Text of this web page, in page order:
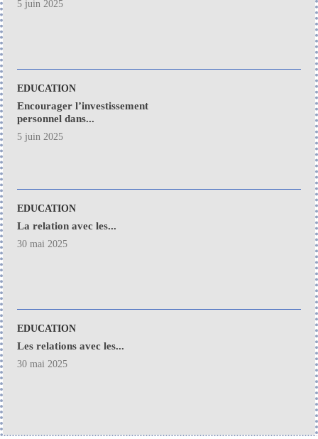
5 juin 2025
EDUCATION
Encourager l’investissement
personnel dans...
5 juin 2025
EDUCATION
La relation avec les...
30 mai 2025
EDUCATION
Les relations avec les...
30 mai 2025